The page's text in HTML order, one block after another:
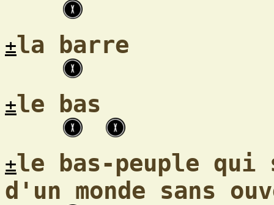
±la barre
±le bas
±le bas-peuple
d'un monde sans